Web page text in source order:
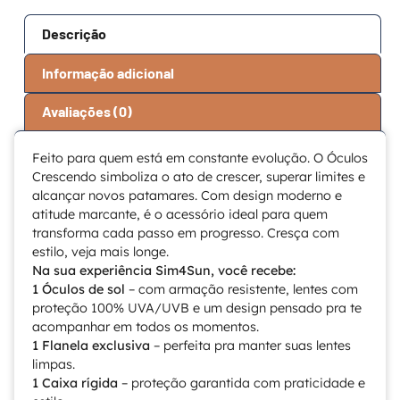
Descrição
Informação adicional
Avaliações (0)
Feito para quem está em constante evolução. O Óculos
Crescendo simboliza o ato de crescer, superar limites e
alcançar novos patamares. Com design moderno e
atitude marcante, é o acessório ideal para quem
transforma cada passo em progresso. Cresça com
estilo, veja mais longe.
Na sua experiência Sim4Sun, você recebe:
1 Óculos de sol – com armação resistente, lentes com
proteção 100% UVA/UVB e um design pensado pra te
acompanhar em todos os momentos.
1 Flanela exclusiva – perfeita pra manter suas lentes
limpas.
1 Caixa rígida – proteção garantida com praticidade e